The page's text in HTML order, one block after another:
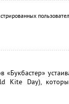
Kite Day),